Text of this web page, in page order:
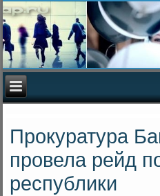
Прокуратура
провела рейд
республики